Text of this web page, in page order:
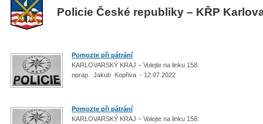
Policie České republiky – KŘP
Pomozte při pátrání
KARLOVARSKÝ KRAJ – Volejte na linku 158.
nprap. Jakub Kopřiva - 12.07.2022
Pomozte při pátrání
KARLOVARSKÝ KRAJ – Volejte na linku 158.